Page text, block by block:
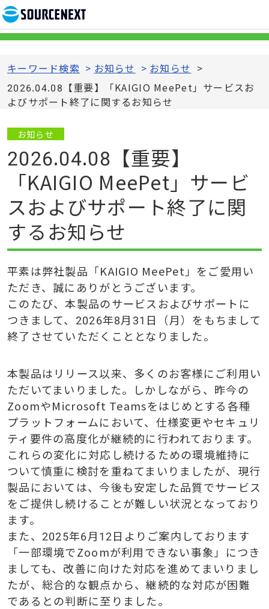
キーワード検索 > お知らせ > お知らせ >
2026.04.08【重要】「KAIGIO MeePet」サービスお
よびサポート終了に関するお知らせ
お知らせ
2026.04.08【重要】
「KAIGIO MeePet」サービ
スおよびサポート終了に関
するお知らせ
平素は弊社製品「KAIGIO MeePet 」をご愛用い
ただき、誠にありがとうございます。
このたび、本製品のサービスおよびサポートに
つきまして、 2026年8月 31 日（月）をもちまして
終了させていただくこととなりました。
本製品はリリース以来、多くのお客様にご利用い
ただいてまいりました。しかしながら、昨今の
ZoomやMicrosoft Teamsをはじめとする各種
プラットフォームにおいて、仕様変更やセキュリ
ティ要件の高度化が継続的に行われております。
これらの変化に対応し続けるための環境維持に
ついて慎重に検討を重ねてまいりましたが、現行
製品においては、今後も安定した品質でサービス
をご提供し続けることが難しい状況となっており
ます。
また、 2025年6月12日よりご案内しております
「一部環境でZoomが利用できない事象」につき
ましても、改善に向けた対応を進めてまいりまし
たが、総合的な観点から、継続的な対応が困難
であるとの判断に至りました。